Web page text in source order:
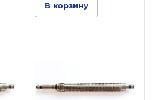
В корзину